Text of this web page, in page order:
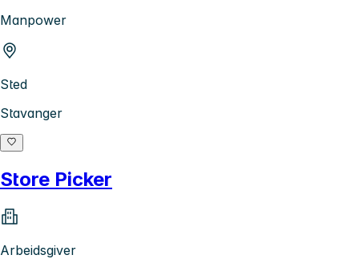
Manpower
Sted
Stavanger
Store Picker
Arbeidsgiver